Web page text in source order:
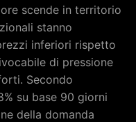
scende in territorio
stanno
inferiori rispetto
di pressione
Secondo
su base 90 giorni
della domanda